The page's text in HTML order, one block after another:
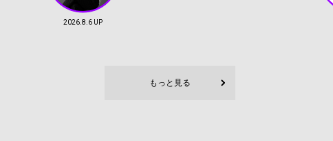
2026.8.6 UP
もっと見る